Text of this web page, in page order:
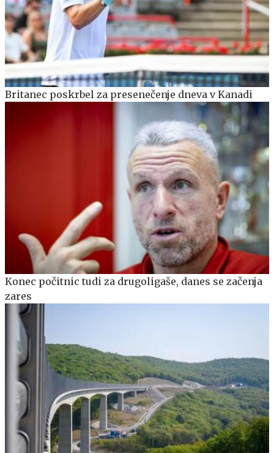
Britanec poskrbel za presenečenje dneva v Kanadi
Konec počitnic tudi za drugoligaše, danes se začenja
zares